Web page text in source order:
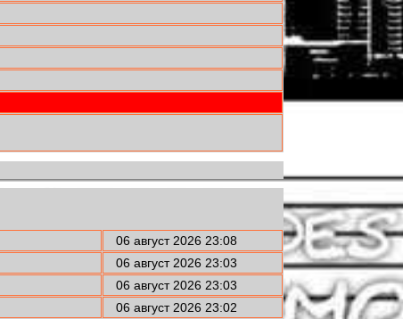
06 август 2026 23:08
06 август 2026 23:03
06 август 2026 23:03
06 август 2026 23:02